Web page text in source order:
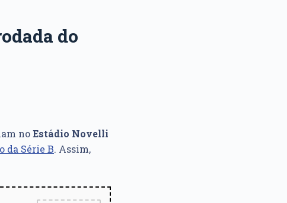
do
noEstádio Novelli
da Série B. Assim,